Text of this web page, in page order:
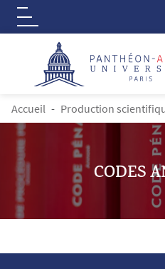
Aller au contenu principal
Logo
FIL D'ARIANE
Accueil Production
CODES